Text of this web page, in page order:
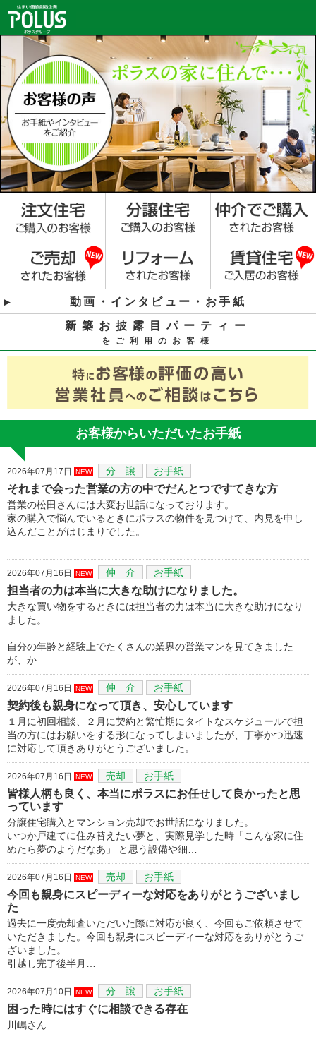
動画・インタビュー・お手紙
新築お披露目パーティー
をご利用のお客様
お客様からいただいたお手紙
2026年07月17日 NEW 分 譲 お手紙
それまで会った営業の方の中でだんとつですてきな方
営業の松田さんには大変お世話になっております。
家の購入で悩んでいるときにポラスの物件を見つけて、内見を申し
込んだことがはじまりでした。
2026年07月16日 NEW 仲 介 お手紙
担当者の力は本当に大きな助けになりました。
大きな買い物をするときには担当者の力は本当に大きな助けになり
ました。
自分の年齢と経験上でたくさんの業界の営業マンを見てきました
が、か…
2026年07月16日 NEW 仲 介 お手紙
契約後も親身になって頂き、安心しています
１月に初回相談、２月に契約と繁忙期にタイトなスケジュールで担
当の方にはお願いをする形になってしまいましたが、丁寧かつ迅速
に対応して頂きありがとうございました。
2026年07月16日 NEW 売却 お手紙
皆様人柄も良く、本当にポラスにお任せして良かったと思
っています
分譲住宅購入とマンション売却でお世話になりました。
いつか戸建てに住み替えたい夢と、実際見学した時「こんな家に住
めたら夢のようだなあ」 と思う設備や細…
2026年07月16日 NEW 売却 お手紙
今回も親身にスピーディーな対応をありがとうございまし
た
過去に一度売却査いただいた際に対応が良く、今回もご依頼させて
いただきました。今回も親身にスピーディーな対応をありがとうご
ざいました。
引越し完了後半月…
2026年07月10日 NEW 分 譲 お手紙
困った時にはすぐに相談できる存在
川嶋さん